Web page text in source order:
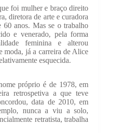
foi mulher e braço direito
diretora de arte e curadora
60 anos. Mas se o trabalho
e venerado, pela forma
feminina e alterou
moda, já a carreira de Alice
esquecida.
próprio é de 1978, em
retrospetiva a que teve
data de 2010, em
nunca a viu a solo,
retratista, trabalha